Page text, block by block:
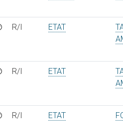
R/I ETAT
R/I ETAT
R/I ETAT